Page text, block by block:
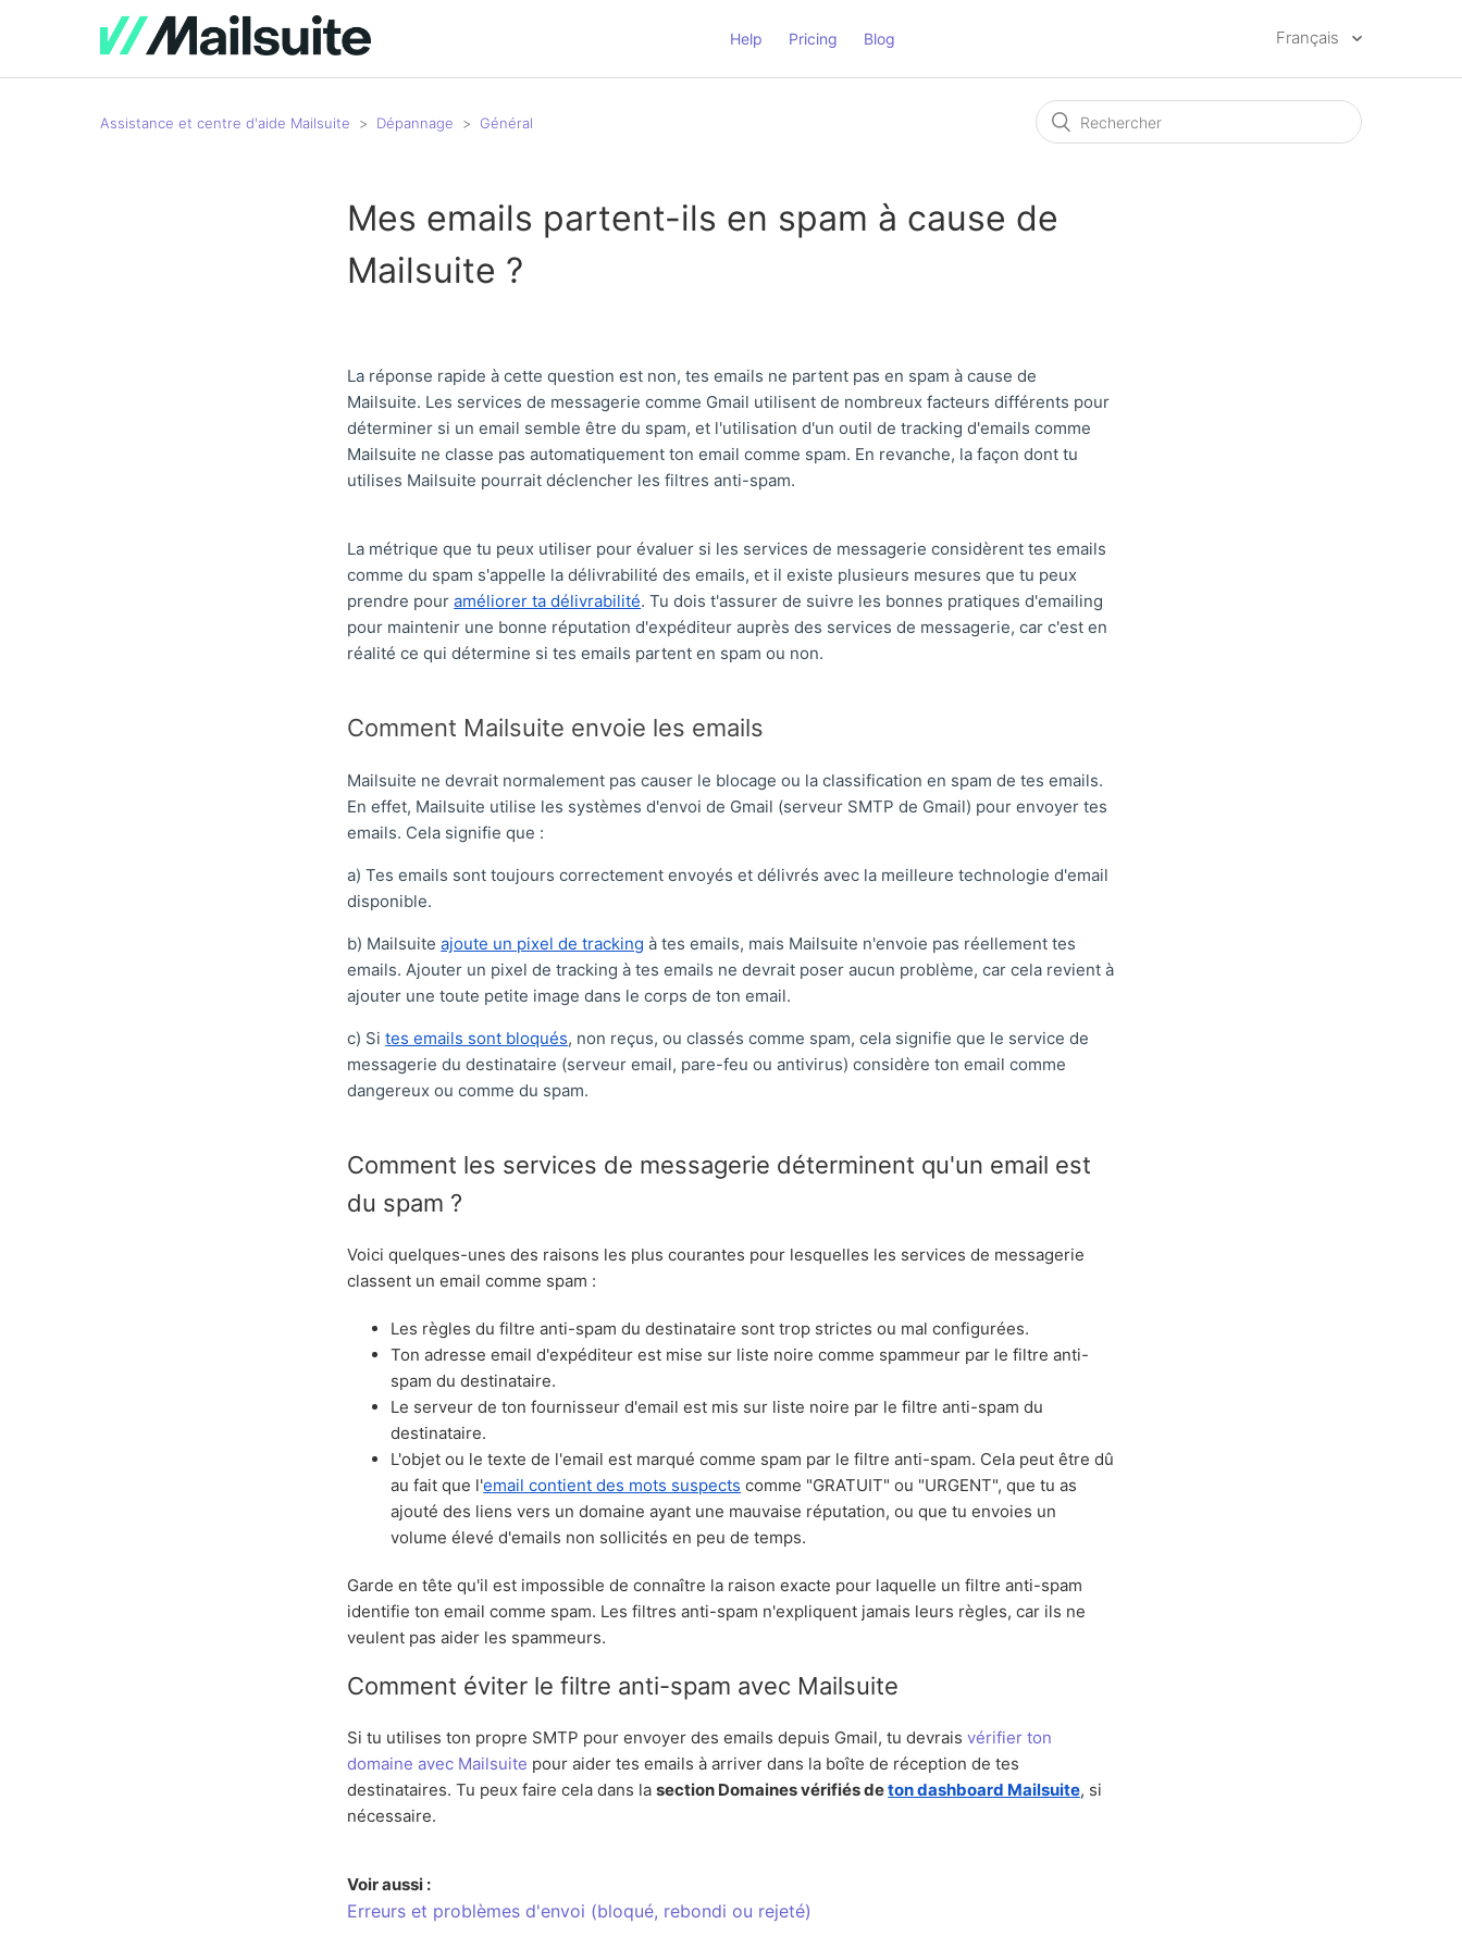
Help Pricing Blog Français
Assistance et centre d'aide Mailsuite Dépannage Général
Mes emails partent-ils en spam à cause de
Mailsuite ?
La réponse rapide à cette question est non, tes emails ne partent pas en spam à cause de
Mailsuite. Les services de messagerie comme Gmail utilisent de nombreux facteurs différents pour
déterminer si un email semble être du spam, et l'utilisation d'un outil de tracking d'emails comme
Mailsuite ne classe pas automatiquement ton email comme spam. En revanche, la façon dont tu
utilises Mailsuite pourrait déclencher les filtres anti-spam.
La métrique que tu peux utiliser pour évaluer si les services de messagerie considèrent tes emails
comme du spam s'appelle la délivrabilité des emails, et il existe plusieurs mesures que tu peux
prendre pouraméliorer ta délivrabilité. Tu dois t'assurer de suivre les bonnes pratiques d'emailing
pour maintenir une bonne réputation d'expéditeur auprès des services de messagerie, car c'est en
réalité ce qui détermine si tes emails partent en spam ou non.
Comment Mailsuite envoie les emails
Mailsuite ne devrait normalement pas causer le blocage ou la classification en spam de tes emails.
En effet, Mailsuite utilise les systèmes d'envoi de Gmail (serveur SMTP de Gmail) pour envoyer tes
emails. Cela signifie que :
a) Tes emails sont toujours correctement envoyés et délivrés avec la meilleure technologie d'email
disponible.
b) Mailsuiteajoute un pixel de tracking à tes emails, mais Mailsuite n'envoie pas réellement tes
emails. Ajouter un pixel de tracking à tes emails ne devrait poser aucun problème, car cela revient à
ajouter une toute petite image dans le corps de ton email.
c) Sites emails sont bloqués, non reçus, ou classés comme spam, cela signifie que le service de
messagerie du destinataire (serveur email, pare-feu ou antivirus) considère ton email comme
dangereux ou comme du spam.
Comment les services de messagerie déterminent qu'un email est
du spam ?​
Voici quelques-unes des raisons les plus courantes pour lesquelles les services de messagerie
classent un email comme spam :
Les règles du filtre anti-spam du destinataire sont trop strictes ou mal configurées.
Ton adresse email d'expéditeur est mise sur liste noire comme spammeur par le filtre anti-
spam du destinataire.
Le serveur de ton fournisseur d'email est mis sur liste noire par le filtre anti-spam du
destinataire.
L'objet ou le texte de l'email est marqué comme spam par le filtre anti-spam. Cela peut être dû
au fait que l'email contient des mots suspects comme "GRATUIT" ou "URGENT", que tu as
ajouté des liens vers un domaine ayant une mauvaise réputation, ou que tu envoies un
volume élevé d'emails non sollicités en peu de temps.
Garde en tête qu'il est impossible de connaître la raison exacte pour laquelle un filtre anti-spam
identifie ton email comme spam. Les filtres anti-spam n'expliquent jamais leurs règles, car ils ne
veulent pas aider les spammeurs.
Comment éviter le filtre anti-spam avec Mailsuite
Si tu utilises ton propre SMTP pour envoyer des emails depuis Gmail, tu devraisvérifier ton
domaine avec Mailsuite pour aider tes emails à arriver dans la boîte de réception de tes
destinataires. Tu peux faire cela dans lasection Domaines vérifiés deton dashboard Mailsuite, si
nécessaire.
Voir aussi :
Erreurs et problèmes d'envoi (bloqué, rebondi ou rejeté)